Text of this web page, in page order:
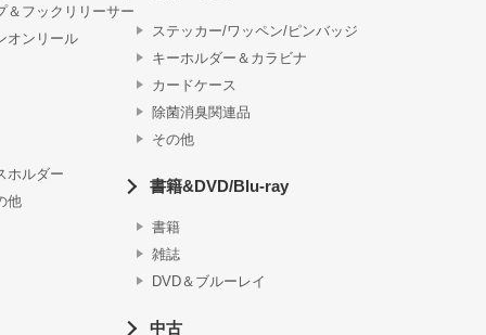
＆フックリリーサー
オンリール
ホルダー
他
ステッカー/ワッペン/ピンバッジ
キーホルダー＆カラビナ
カードケース
除菌消臭関連品
その他
書籍&DVD/Blu-ray
書籍
雑誌
DVD＆ブルーレイ
中古